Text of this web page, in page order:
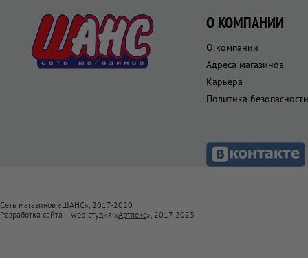
О КОМПАНИИ
О компании
Адреса магазинов
Карьера
Политика безопасности
Сеть магазинов «ШАНС», 2017-2020
Разработка сайта – web-студия «Артлекс», 2017-2023